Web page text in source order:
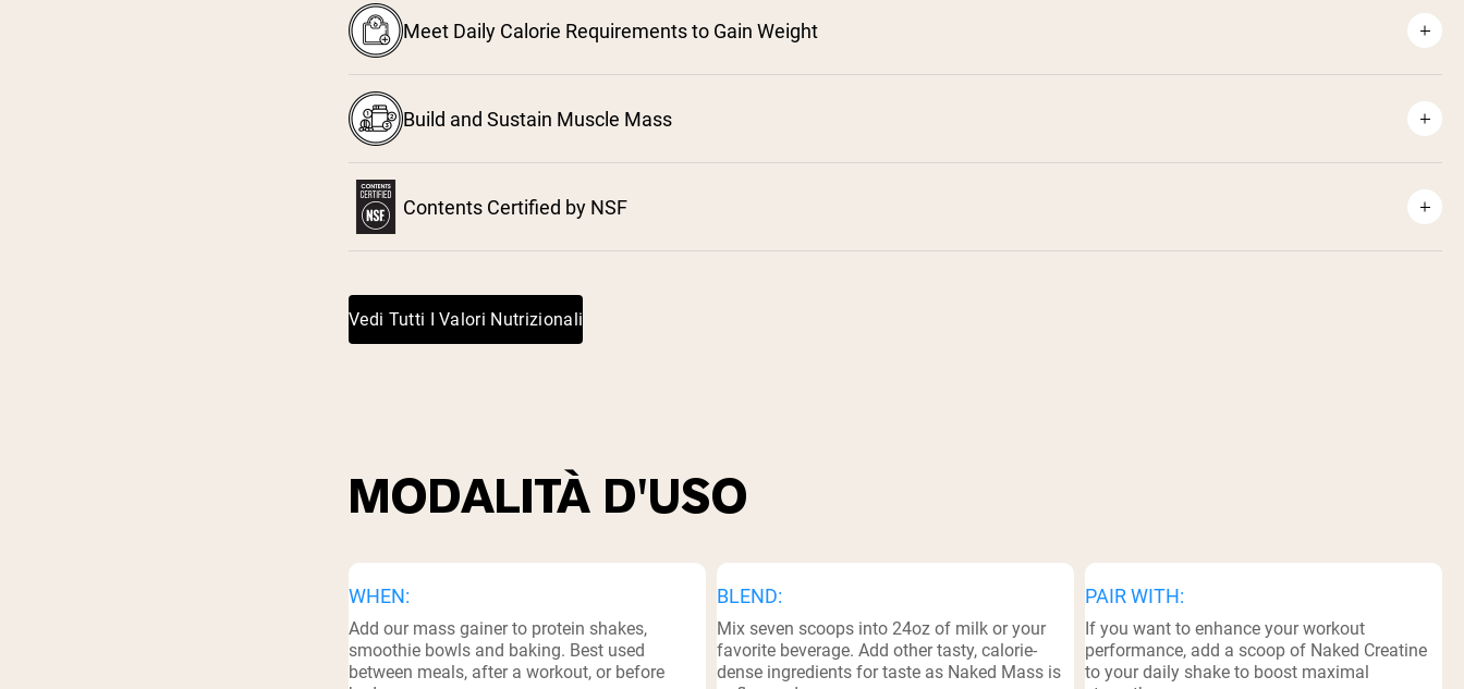
Meet Daily Calorie Requirements to Gain Weight
Build and Sustain Muscle Mass
Contents Certified by NSF
Vedi Tutti I Valori Nutrizionali
MODALITÀ D'USO
WHEN:
Add our mass gainer to protein shakes,
smoothie bowls and baking. Best used
between meals, after a workout, or before
BLEND:
Mix seven scoops into 24oz of milk or your
favorite beverage. Add other tasty, calorie-
dense ingredients for taste as Naked Mass is
PAIR WITH:
If you want to enhance your workout
performance, add a scoop of Naked Creatine
to your daily shake to boost maximal
Shipping Country: